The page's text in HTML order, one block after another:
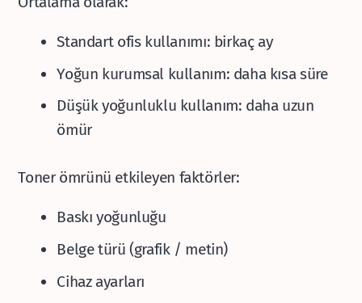
Standart ofis kullanımı: birkaç ay
Yoğun kurumsal kullanım: daha kısa süre
Düşük yoğunluklu kullanım: daha uzun
ömür
Toner ömrünü etkileyen faktörler:
Baskı yoğunluğu
Belge türü (grafik / metin)
Cihaz ayarları